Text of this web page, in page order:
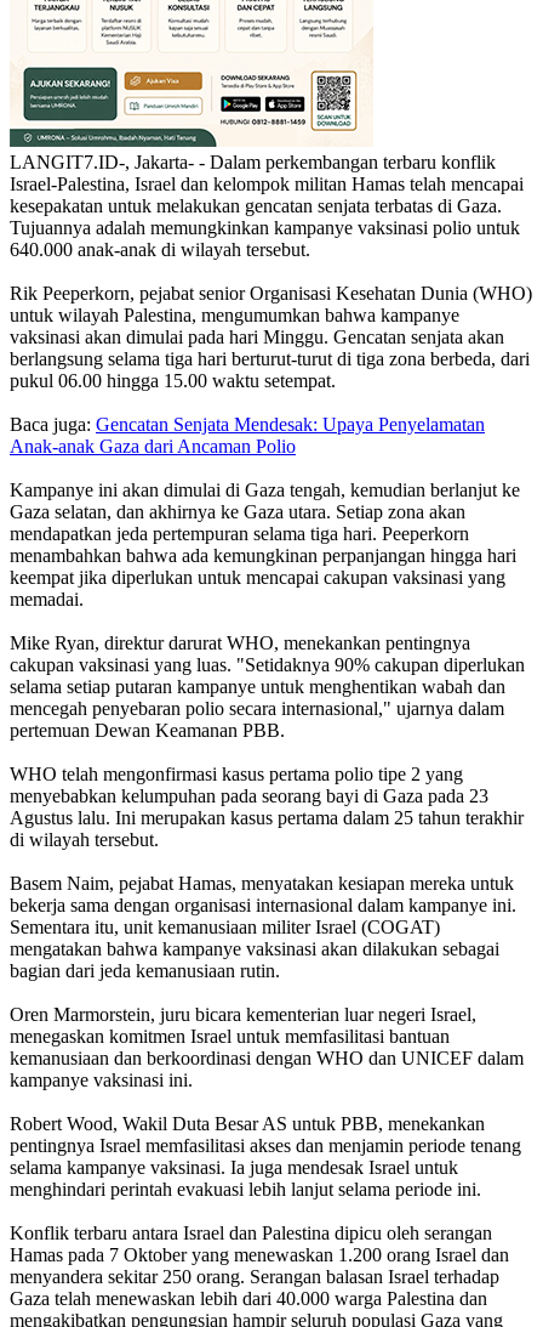
LANGIT7.ID-, Jakarta- - Dalam perkembangan terbaru konflik
Israel-Palestina, Israel dan kelompok militan Hamas telah mencapai
kesepakatan untuk melakukan gencatan senjata terbatas di Gaza.
Tujuannya adalah memungkinkan kampanye vaksinasi polio untuk
640.000 anak-anak di wilayah tersebut.
Rik Peeperkorn, pejabat senior Organisasi Kesehatan Dunia (WHO)
untuk wilayah Palestina, mengumumkan bahwa kampanye
vaksinasi akan dimulai pada hari Minggu. Gencatan senjata akan
berlangsung selama tiga hari berturut-turut di tiga zona berbeda, dari
pukul 06.00 hingga 15.00 waktu setempat.
Baca juga: Gencatan Senjata Mendesak: Upaya Penyelamatan
Anak-anak Gaza dari Ancaman Polio
Kampanye ini akan dimulai di Gaza tengah, kemudian berlanjut ke
Gaza selatan, dan akhirnya ke Gaza utara. Setiap zona akan
mendapatkan jeda pertempuran selama tiga hari. Peeperkorn
menambahkan bahwa ada kemungkinan perpanjangan hingga hari
keempat jika diperlukan untuk mencapai cakupan vaksinasi yang
memadai.
Mike Ryan, direktur darurat WHO, menekankan pentingnya
cakupan vaksinasi yang luas. "Setidaknya 90% cakupan diperlukan
selama setiap putaran kampanye untuk menghentikan wabah dan
mencegah penyebaran polio secara internasional," ujarnya dalam
pertemuan Dewan Keamanan PBB.
WHO telah mengonfirmasi kasus pertama polio tipe 2 yang
menyebabkan kelumpuhan pada seorang bayi di Gaza pada 23
Agustus lalu. Ini merupakan kasus pertama dalam 25 tahun terakhir
di wilayah tersebut.
Basem Naim, pejabat Hamas, menyatakan kesiapan mereka untuk
bekerja sama dengan organisasi internasional dalam kampanye ini.
Sementara itu, unit kemanusiaan militer Israel (COGAT)
mengatakan bahwa kampanye vaksinasi akan dilakukan sebagai
bagian dari jeda kemanusiaan rutin.
Oren Marmorstein, juru bicara kementerian luar negeri Israel,
menegaskan komitmen Israel untuk memfasilitasi bantuan
kemanusiaan dan berkoordinasi dengan WHO dan UNICEF dalam
kampanye vaksinasi ini.
Robert Wood, Wakil Duta Besar AS untuk PBB, menekankan
pentingnya Israel memfasilitasi akses dan menjamin periode tenang
selama kampanye vaksinasi. Ia juga mendesak Israel untuk
menghindari perintah evakuasi lebih lanjut selama periode ini.
Konflik terbaru antara Israel dan Palestina dipicu oleh serangan
Hamas pada 7 Oktober yang menewaskan 1.200 orang Israel dan
menyandera sekitar 250 orang. Serangan balasan Israel terhadap
Gaza telah menewaskan lebih dari 40.000 warga Palestina dan
mengakibatkan pengungsian hampir seluruh populasi Gaza yang